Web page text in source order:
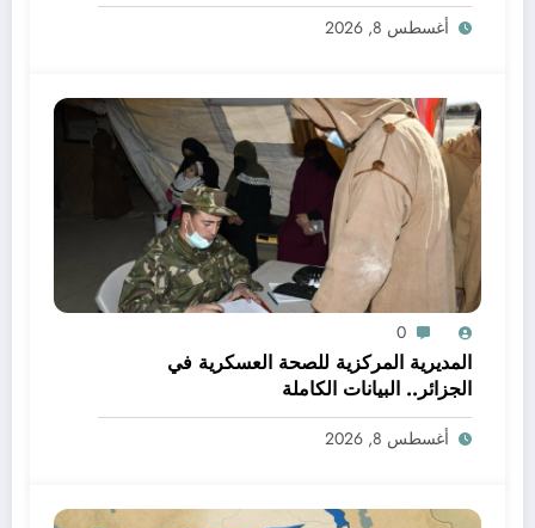
أغسطس 8, 2026
0
المديرية المركزية للصحة العسكرية في
الجزائر.. البيانات الكاملة
أغسطس 8, 2026